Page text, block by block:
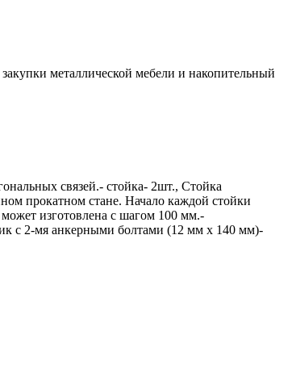
металлической мебели и накопительный
связей.- стойка- 2шт., Стойка
прокатном стане. Начало каждой стойки
изготовлена с шагом 100 мм.-
с 2-мя анкерными болтами (12 мм х 140 мм)-